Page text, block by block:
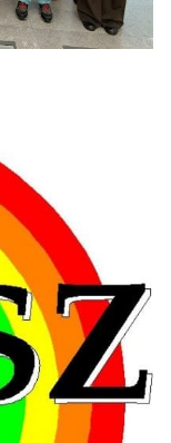
sur l'éducation
la France…
politiques
et son parti
large victoire,